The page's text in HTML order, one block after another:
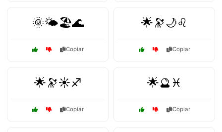
🌞🌤️🏖️🌊
Copiar
🌟🔭🌙♌
Copiar
🌟🔭☀️♐
Copiar
🌟🔮♓
Copiar